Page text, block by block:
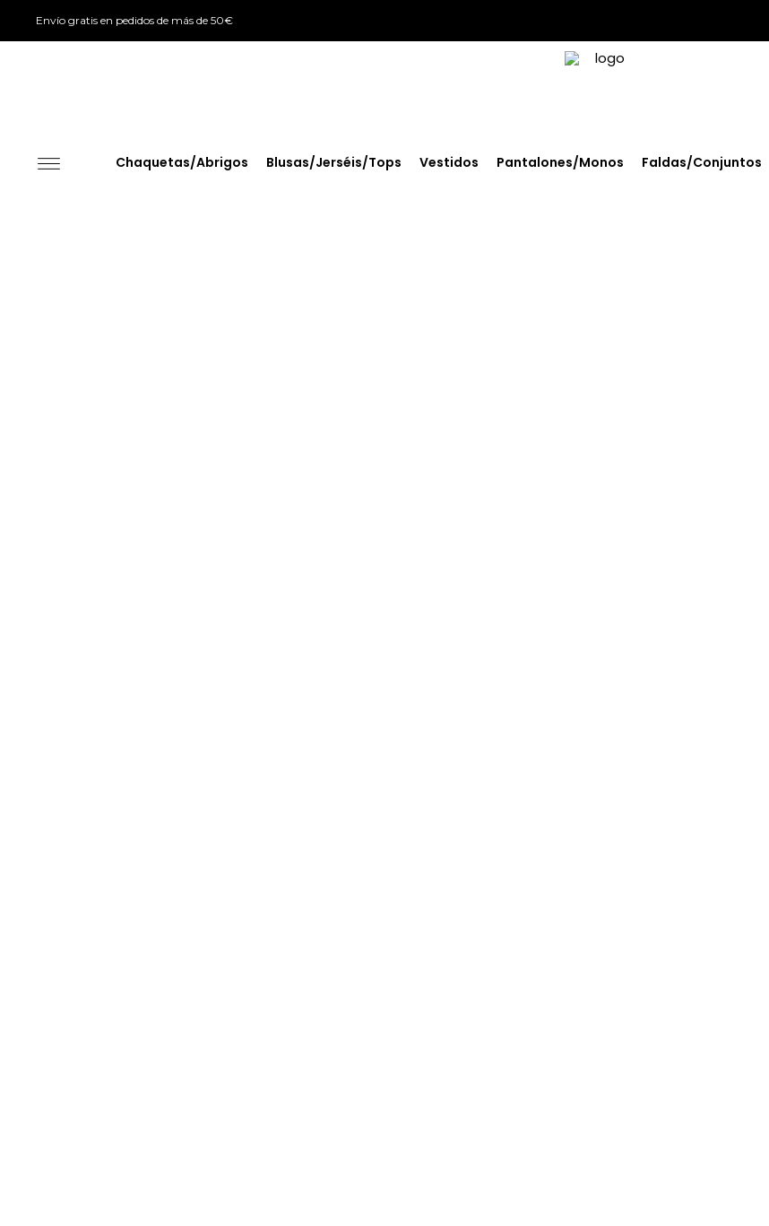
Envío gratis en pedidos de más de 50€
Chaquetas/Abrigos Blusas/Jerséis/Tops Vestidos Pantalones/Monos Faldas/Conjuntos